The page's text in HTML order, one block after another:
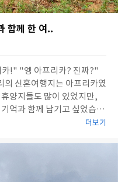
함께 한 여..
의 신혼여행지는 아프리카였
억과 함께 남기고 싶었습니
결정한 찰나, 일전에도 좋
더보기